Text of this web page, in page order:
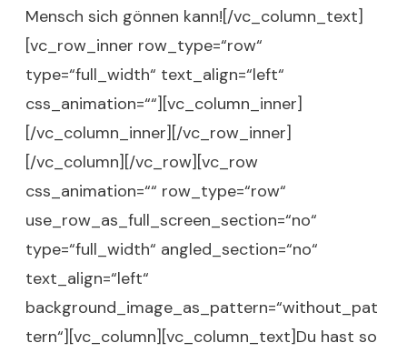
Mensch sich gönnen kann![/vc_column_text]
[vc_row_inner row_type=“row“
type=“full_width“ text_align=“left“
css_animation=““][vc_column_inner]
[/vc_column_inner][/vc_row_inner]
[/vc_column][/vc_row][vc_row
css_animation=““ row_type=“row“
use_row_as_full_screen_section=“no“
type=“full_width“ angled_section=“no“
text_align=“left“
background_image_as_pattern=“without_pat
tern“][vc_column][vc_column_text]Du hast so